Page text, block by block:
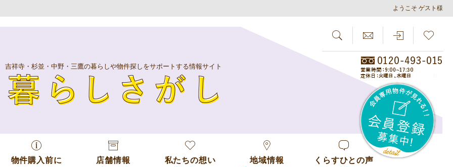
ようこそ ゲスト様
SEARCH
吉祥寺・杉並・中野・三鷹の暮らしや物件探しをサポートする情報サイト
物件購入前に 店舗情報 私たちの想い 地域情報 くらすひとの声